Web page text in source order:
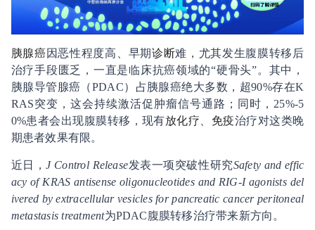
胰腺癌因恶性程度高、早期诊断难，尤其发生腹膜转移后
治疗手段匮乏，一直是临床抗癌领域的“硬骨头”。其中，
胰腺导管腺癌（PDAC）占胰腺癌绝大多数，超90%存在K
RAS突变，这会持续激活促肿瘤信号通路；同时，25%-5
0%患者会出现腹膜转移，现有放化疗 免疫治疗对这类晚
期患者效果有限。
近日，J Control Release发表一项突破性研究Safety and effic
acy of KRAS antisense oligonucleotides and RIG-I agonists del
ivered by extracellular vesicles for pancreatic cancer peritoneal
metastasis treatment为PDAC腹膜转移治疗带来新方向。